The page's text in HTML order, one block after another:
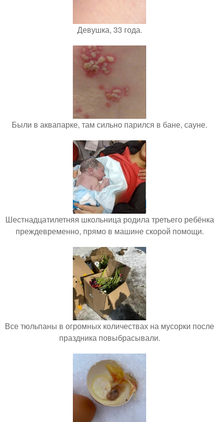
Девушка, 33 года.
Были в аквапарке, там сильно парился в бане, сауне.
Шестнадцатилетняя школьница родила третьего ребёнка
преждевременно, прямо в машине скорой помощи.
Все тюльпаны в огромных количествах на мусорки после
праздника повыбрасывали.